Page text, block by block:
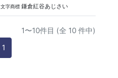
文字商標鎌倉紅谷あじさい
1〜10件目 (全 10 件中)
1